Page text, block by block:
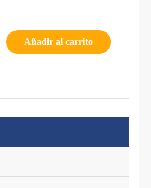
Añadir al carrito